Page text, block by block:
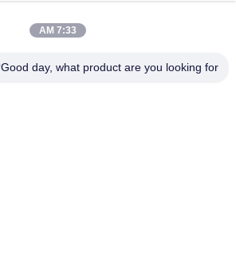
7:33 AM
Good day, what product are you looking for?